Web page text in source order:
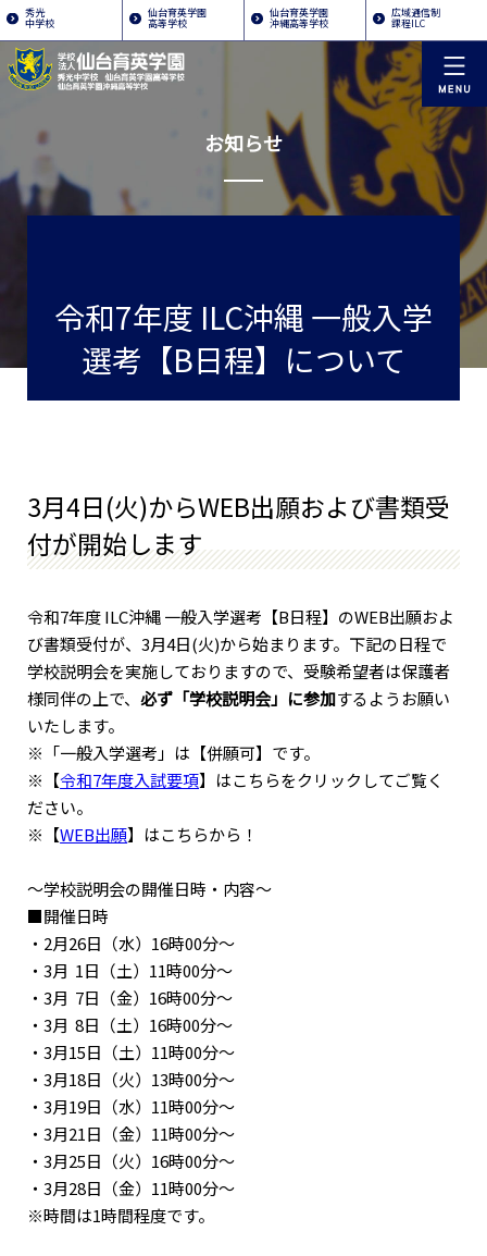
秀光
中学校
仙台育英学園
高等学校
仙台育英学園
沖縄高等学校
広域通信制
課程ILC
お知らせ
令和7年度 ILC沖縄 一般入学
選考【B日程】について
3月4日(火)からWEB出願および書類受
付が開始します
令和7年度 ILC沖縄 一般入学選考【B日程】のWEB出願およ
び書類受付が、3月4日(火)から始まります。下記の日程で
学校説明会を実施しておりますので、受験希望者は保護者
様同伴の上で、必ず「学校説明会」に参加するようお願い
いたします。
※「一般入学選考」は【併願可】です。
※【令和7年度入試要項】はこちらをクリックしてご覧く
ださい。
※【WEB出願】はこちらから！
〜学校説明会の開催日時・内容～
■開催日時
・2月26日（水）16時00分～
・3月 1日（土）11時00分～
・3月 7日（金）16時00分～
・3月 8日（土）16時00分～
・3月15日（土）11時00分～
・3月18日（火）13時00分～
・3月19日（水）11時00分～
・3月21日（金）11時00分～
・3月25日（火）16時00分～
・3月28日（金）11時00分～
※時間は1時間程度です。